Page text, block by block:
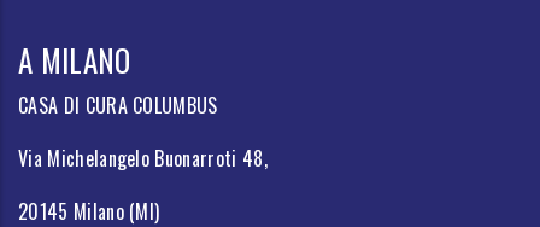
A MILANO
CASA DI CURA COLUMBUS
Via Michelangelo Buonarroti 48,
20145 Milano (MI)